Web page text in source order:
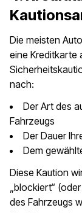
Die meisten
eine Kreditkarte
nach:
Der Art des
Fahrzeugs
Der Dauer
Dem
Diese Kaution
„blockiert“
des Fahrzeugs